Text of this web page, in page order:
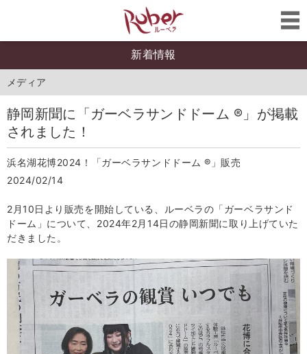
新着情報
メディア
静岡新聞に「ガーベラサンドドーム ®」が掲載
されました！
浜名湖花博2024！「ガーベラサンドドーム ®」販売
2024/02/14
2月10日より販売を開始している、ルーベラの「ガーベラサンド
ドーム」について、2024年2月14日の静岡新聞に取り上げていた
だきました。